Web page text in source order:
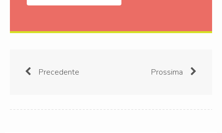
Precedente Prossima